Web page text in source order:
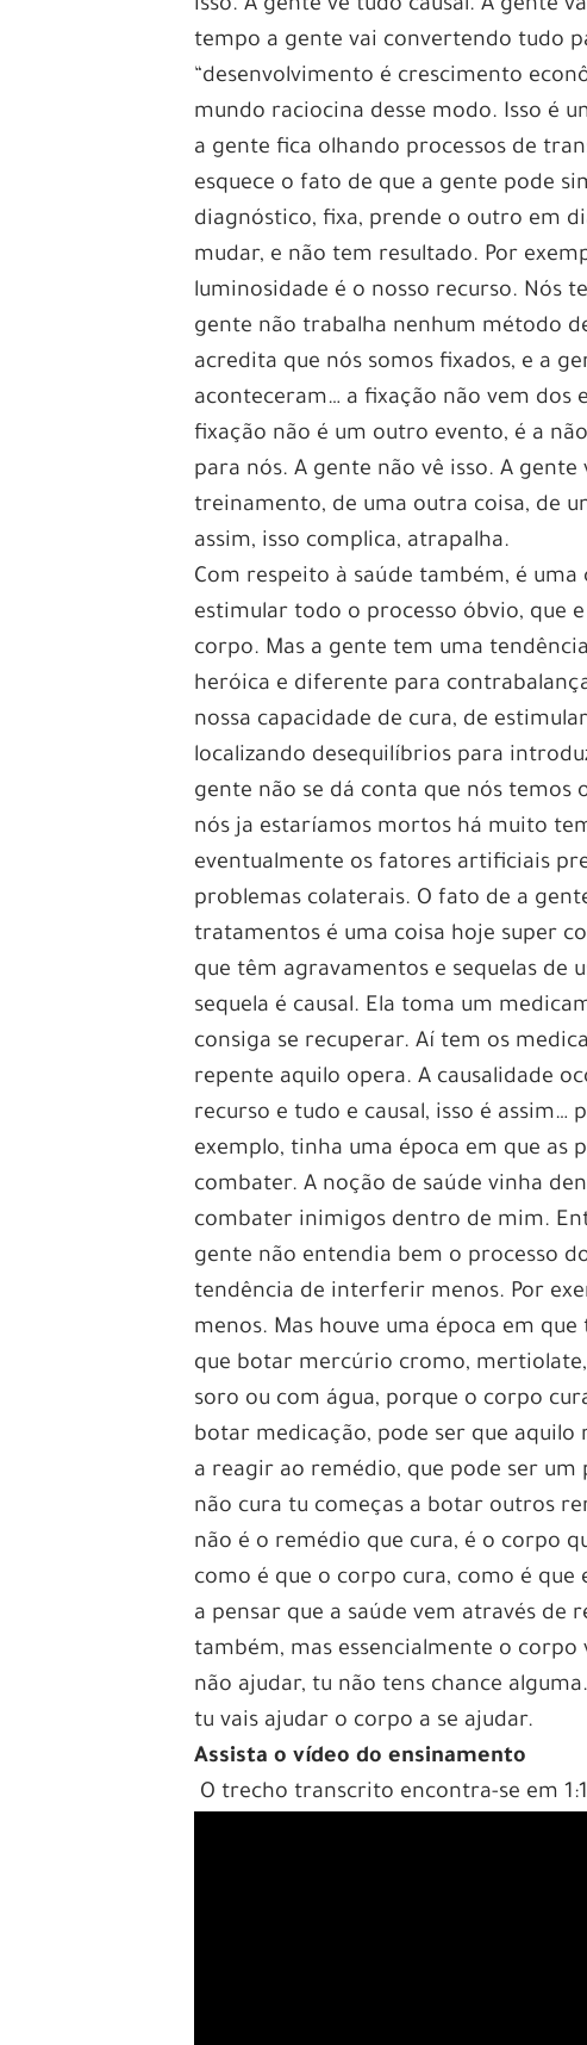
isso. A gente vê tudo causal. A gente
tempo a gente vai convertendo tudo
“desenvolvimento é crescimento
mundo raciocina desse modo. Isso é
a gente fica olhando processos de
esquece o fato de que a gente pode
diagnóstico, fixa, prende o outro em
mudar, e não tem resultado. Por
luminosidade é o nosso recurso. Nós
gente não trabalha nenhum método
acredita que nós somos fixados, e a
aconteceram… a fixação não vem dos
fixação não é um outro evento, é a
para nós. A gente não vê isso. A
treinamento, de uma outra coisa, de
assim, isso complica, atrapalha.
Com respeito à saúde também, é
estimular todo o processo óbvio, que
corpo. Mas a gente tem uma
heróica e diferente para
nossa capacidade de cura, de
localizando desequilíbrios para
gente não se dá conta que nós temos
nós ja estaríamos mortos há muito
eventualmente os fatores artificiais
problemas colaterais. O fato de a
tratamentos é uma coisa hoje super
que têm agravamentos e sequelas de
sequela é causal. Ela toma um
consiga se recuperar. Aí tem os
repente aquilo opera. A causalidade
recurso e tudo e causal, isso é
exemplo, tinha uma época em que as
combater. A noção de saúde vinha
combater inimigos dentro de mim.
gente não entendia bem o processo
tendência de interferir menos. Por
menos. Mas houve uma época em
que botar mercúrio cromo,
soro ou com água, porque o corpo
botar medicação, pode ser que
a reagir ao remédio, que pode ser
não cura tu começas a botar outros
não é o remédio que cura, é o corpo
como é que o corpo cura, como é que
a pensar que a saúde vem através de
também, mas essencialmente o corpo
não ajudar, tu não tens chance
tu vais ajudar o corpo a se ajudar.
Assista o vídeo do ensinamento
O trecho transcrito encontra-se em